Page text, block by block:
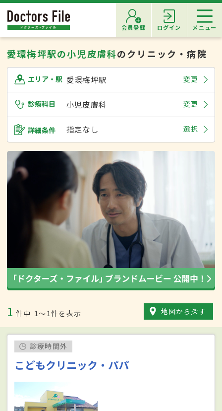
会員登録 ログイン メニュー
愛環梅坪駅の小児皮膚科のクリニック・病院
エリア・駅 愛環梅坪駅 変更
診療科目 小児皮膚科 変更
詳細条件 指定なし 選択
1 件中 1〜1件を表示 地図から探す
診療時間外
こどもクリニック・パパ